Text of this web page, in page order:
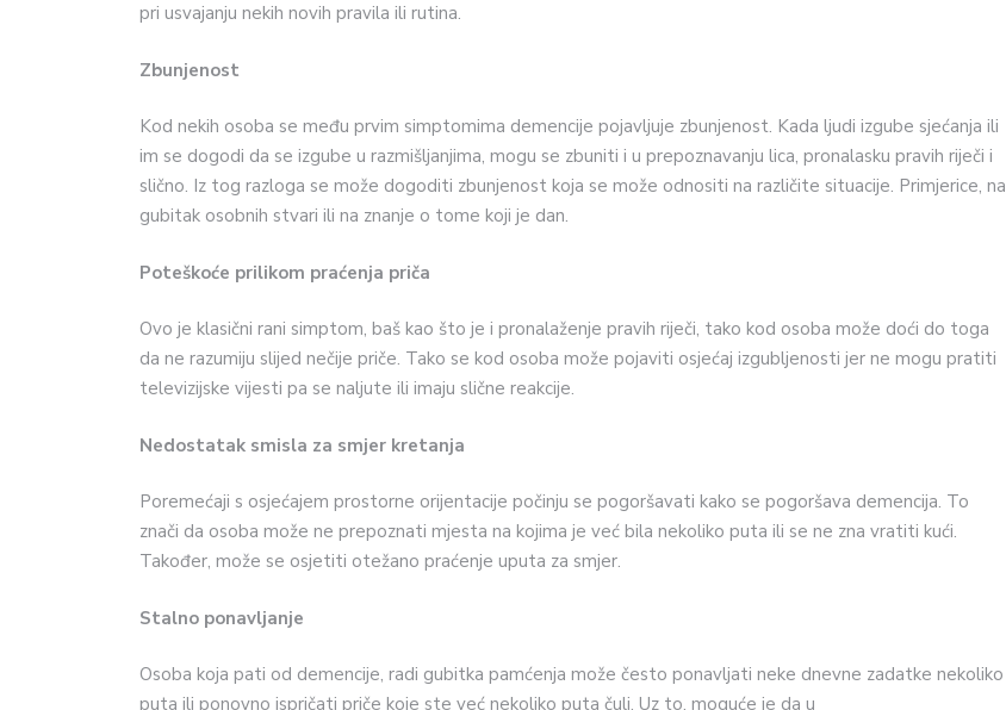
pri usvajanju nekih novih pravila ili rutina.
Zbunjenost
Kod nekih osoba se među prvim simptomima demencije pojavljuje zbunjenost. Kada ljudi izgube sjećanja ili
im se dogodi da se izgube u razmišljanjima, mogu se zbuniti i u prepoznavanju lica, pronalasku pravih riječi i
slično. Iz tog razloga se može dogoditi zbunjenost koja se može odnositi na različite situacije. Primjerice, na
gubitak osobnih stvari ili na znanje o tome koji je dan.
Poteškoće prilikom praćenja priča
Ovo je klasični rani simptom, baš kao što je i pronalaženje pravih riječi, tako kod osoba može doći do toga
da ne razumiju slijed nečije priče. Tako se kod osoba može pojaviti osjećaj izgubljenosti jer ne mogu pratiti
televizijske vijesti pa se naljute ili imaju slične reakcije.
Nedostatak smisla za smjer kretanja
Poremećaji s osjećajem prostorne orijentacije počinju se pogoršavati kako se pogoršava demencija. To
znači da osoba može ne prepoznati mjesta na kojima je već bila nekoliko puta ili se ne zna vratiti kući.
Također, može se osjetiti otežano praćenje uputa za smjer.
Stalno ponavljanje
Osoba koja pati od demencije, radi gubitka pamćenja može često ponavljati neke dnevne zadatke nekoliko
puta ili ponovno ispričati priče koje ste već nekoliko puta čuli. Uz to, moguće je da u